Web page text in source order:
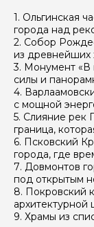
1. Ольгинская
города над
2. Собор
из древнейших
3. Монумент
силы и
4.
с мощной
5. Слияние рек
граница,
6. Псковский
города, где
7. Довмонтов
под открытым
8. Покровский
архитектурной
9. Храмы из
Вопросы и
Если у вас
задать
Я даю своё
данных